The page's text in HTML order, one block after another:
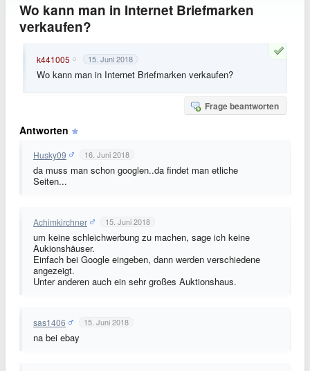
Wo kann man in Internet Briefmarken
verkaufen?
k441005 15. Juni 2018
Wo kann man in Internet Briefmarken verkaufen?
Frage beantworten
Antworten
Husky09 16. Juni 2018
da muss man schon googlen..da findet man etliche
Seiten...
Achimkirchner 15. Juni 2018
um keine schleichwerbung zu machen, sage ich keine
Aukionshäuser.
Einfach bei Google eingeben, dann werden verschiedene
angezeigt.
Unter anderen auch ein sehr großes Auktionshaus.
sas1406 15. Juni 2018
na bei ebay